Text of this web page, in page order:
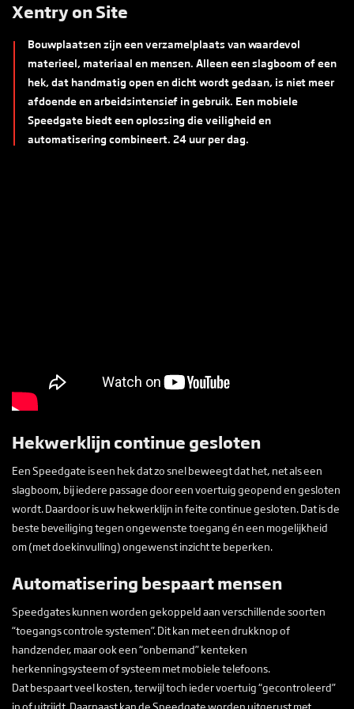
Xentry on Site
Bouwplaatsen zijn een verzamelplaats van waardevol
materieel, materiaal en mensen. Alleen een slagboom of een
hek, dat handmatig open en dicht wordt gedaan, is niet meer
afdoende en arbeidsintensief in gebruik. Een mobiele
Speedgate biedt een oplossing die veiligheid en
automatisering combineert. 24 uur per dag.
Hekwerklijn continue gesloten
Een Speedgate is een hek dat zo snel beweegt dat het, net als een
slagboom, bij iedere passage door een voertuig geopend en gesloten
wordt. Daardoor is uw hekwerklijn in feite continue gesloten. Dat is de
beste beveiliging tegen ongewenste toegang én een mogelijkheid
om (met doekinvulling) ongewenst inzicht te beperken.
Automatisering bespaart mensen
Speedgates kunnen worden gekoppeld aan verschillende soorten
“toegangs controle systemen”. Dit kan met een drukknop of
handzender, maar ook een “onbemand” kenteken
herkenningsysteem of systeem met mobiele telefoons.
Dat bespaart veel kosten, terwijl toch ieder voertuig “gecontroleerd”
in of uitrijdt. Daarnaast kan de Speedgate worden uitgerust met